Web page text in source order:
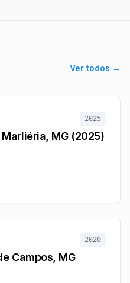
Ver todos →
2025
MG (2025)
2020
Campos, MG